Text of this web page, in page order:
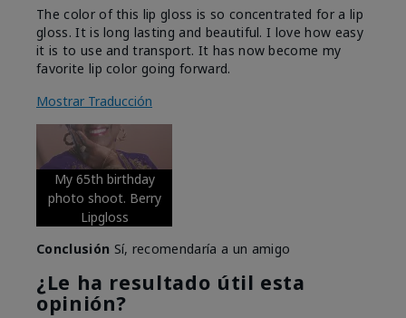
The color of this lip gloss is so concentrated for a lip
gloss. It is long lasting and beautiful. I love how easy
it is to use and transport. It has now become my
favorite lip color going forward.
Mostrar Traducción
My 65th birthday
photo shoot. Berry
Lipgloss
Conclusión Sí, recomendaría a un amigo
¿Le ha resultado útil esta
opinión?